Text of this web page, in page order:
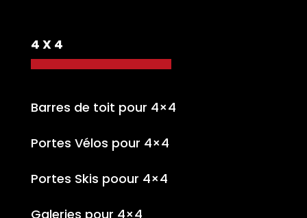
4 X 4
Barres de toit pour 4×4
Portes Vélos pour 4×4
Portes Skis poour 4×4
Galeries pour 4×4